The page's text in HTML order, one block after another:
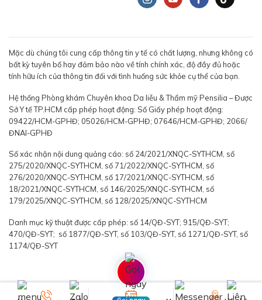
Mặc dù chúng tôi cung cấp thông tin y tế có chất lượng, nhưng không có
bất kỳ tuyên bố hay đảm bảo nào về tính chính xác, độ đầy đủ hoặc
tính hữu ích của thông tin đối với tình huống sức khỏe cụ thể của bạn.
Hệ thống Phòng khám Chuyên khoa Da liễu & Thẩm mỹ Pensilia – Được
Sở Y tế TP.HCM cấp phép hoạt động: Số Giấy phép hoạt động:
09422/HCM-GPHĐ; 05026/HCM-GPHĐ; 07646/HCM-GPHĐ; 2066/
ĐNAI-GPHĐ
Số xác nhận nội dung quảng cáo: số 24/2021/XNQC-SYTHCM, số
275/2020/XNQC-SYTHCM, số 71/2022/XNQC-SYTHCM, số
276/2020/XNQC-SYTHCM, số 17/2021/XNQC-SYTHCM, số
18/2021/XNQC-SYTHCM, số 146/2025/XNQC-SYTHCM, số
179/2025/XNQC-SYTHCM, số 128/2025/XNQC-SYTHCM
Danh mục kỹ thuật được cấp phép: số 14/QĐ-SYT; 915/QĐ-SYT;
470/QĐ-SYT; số 1877/QĐ-SYT, số 103/QĐ-SYT, số 1271/QĐ-SYT, số
1174/QĐ-SYT